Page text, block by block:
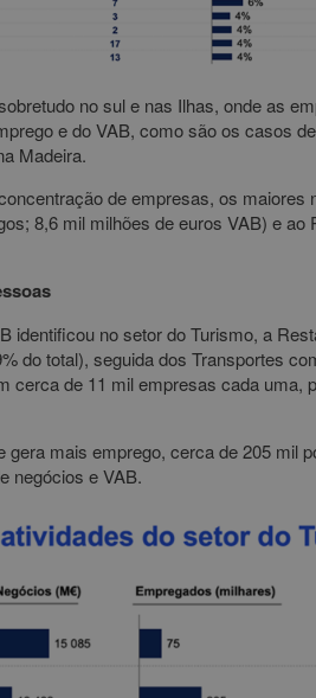
no sul e nas Ilhas, onde as
e do VAB, como são os casos
Madeira.
de empresas, os maiores
8,6 mil milhões de euros VAB) e ao
identificou no setor do Turismo, a
do total), seguida dos Transportes
cerca de 11 mil empresas cada uma,
mais emprego, cerca de 205 mil
negócios e VAB.